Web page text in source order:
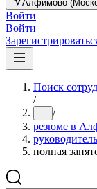
Алфимово
Войти
Войти
Поиск
/
... /
резюме в
полная